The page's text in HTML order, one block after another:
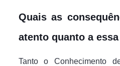
Quais as
atento quanto a
Tanto o Conhecimento